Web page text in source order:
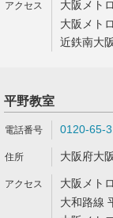
大阪メト
大阪メト
近鉄南大
平野教室
0120-65-
大阪府大
大阪メト
大和路線